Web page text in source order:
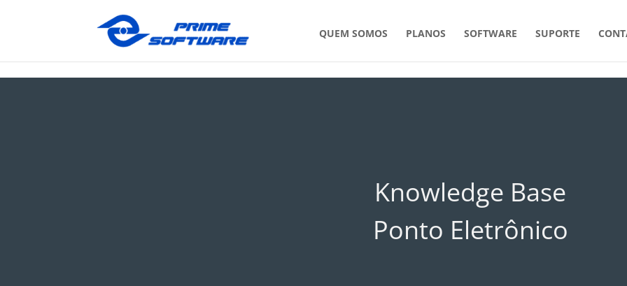
QUEM SOMOS PLANOS SOFTWARE SUPORTE
Knowledge Base
Ponto Eletrônico